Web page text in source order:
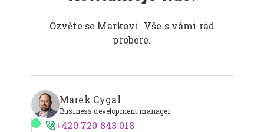
Ozvěte se Markovi. Vše s vámi rád
probere.
Marek Cygal
Business development manager
+420 720 843 018